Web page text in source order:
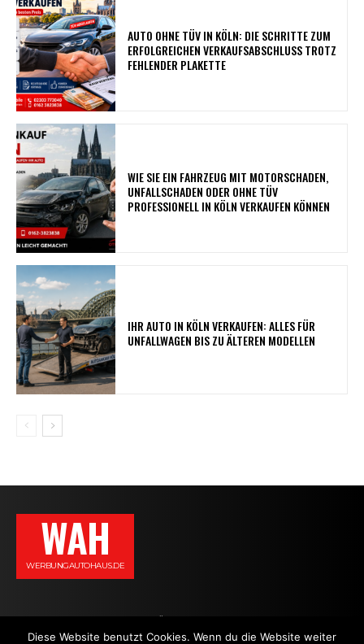
AUTO OHNE TÜV IN KÖLN: DIE SCHRITTE ZUM
ERFOLGREICHEN VERKAUFSABSCHLUSS TROTZ
FEHLENDER PLAKETTE
WIE SIE EIN FAHRZEUG MIT MOTORSCHADEN,
UNFALLSCHADEN ODER OHNE TÜV
PROFESSIONELL IN KÖLN VERKAUFEN KÖNNEN
IHR AUTO IN KÖLN VERKAUFEN: ALLES FÜR
UNFALLWAGEN BIS ZU ÄLTEREN MODELLEN
WAH
WERBUNGAUTOHAUS.DE
AGB DATENSCHUTZERKLÄRUNG
Diese Website benutzt Cookies. Wenn du die Website weiter